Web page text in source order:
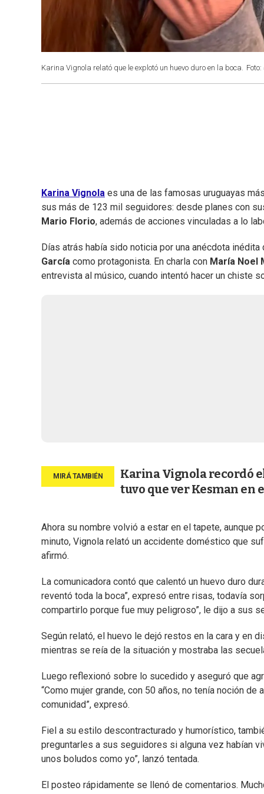
Karina Vignola relató que le explotó un huevo duro en la boca.
Karina Vignola es una de las famosas uruguayas
sus más de 123 mil seguidores: desde planes con
Mario Florio, además de acciones vinculadas a lo
Días atrás había sido noticia por una anécdota inédita
García como protagonista. En charla con María Noel
entrevista al músico, cuando intentó hacer un chiste
Karina Vignola recordó
tuvo que ver Kesman en
Ahora su nombre volvió a estar en el tapete, aunque
minuto, Vignola relató un accidente doméstico que
afirmó.
La comunicadora contó que calentó un huevo duro
reventó toda la boca”, expresó entre risas, todavía
compartirlo porque fue muy peligroso”, le dijo a sus
Según relató, el huevo le dejó restos en la cara y en
mientras se reía de la situación y mostraba las
Luego reflexionó sobre lo sucedido y aseguró que
“Como mujer grande, con 50 años, no tenía noción
comunidad”, expresó.
Fiel a su estilo descontracturado y humorístico,
preguntarles a sus seguidores si alguna vez habían
unos boludos como yo”, lanzó tentada.
El posteo rápidamente se llenó de comentarios.